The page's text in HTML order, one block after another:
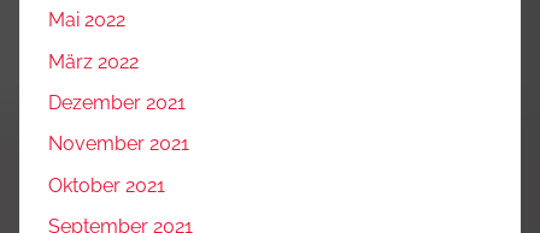
Mai 2022
März 2022
Dezember 2021
November 2021
Oktober 2021
September 2021